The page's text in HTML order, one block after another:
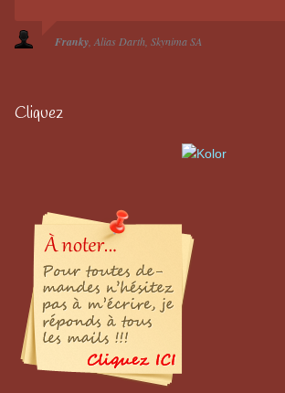
Franky Alias Darth Skynima SA
Cliquez